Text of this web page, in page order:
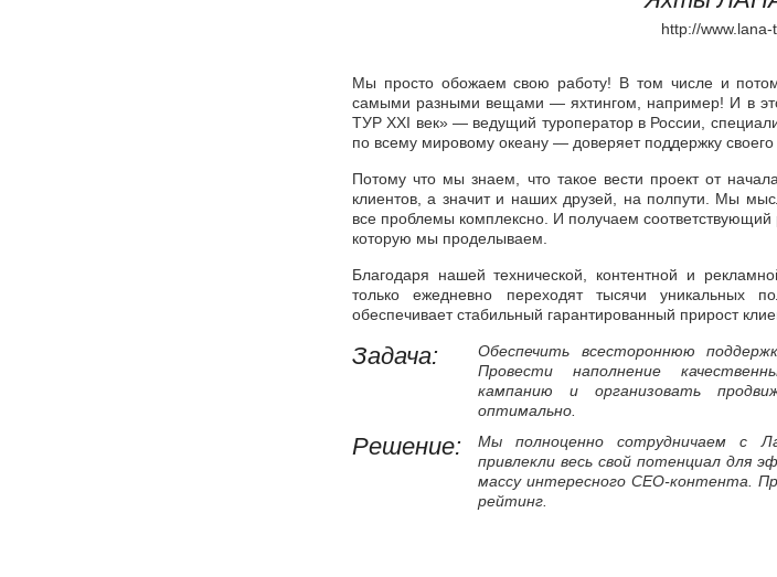
http://www.lana-
Мы просто обожаем свою работу! В том числе и
самыми разными вещами — яхтингом, например! И в
ТУР XXI век» — ведущий туроператор в России,
по всему мировому океану — доверяет поддержку своего
Потому что мы знаем, что такое вести проект от
клиентов, а значит и наших друзей, на полпути. Мы
все проблемы комплексно. И получаем соответствующий
которую мы проделываем.
Благодаря нашей технической, контентной и
только ежедневно переходят тысячи
обеспечивает стабильный гарантированный прирост
Задача:
Обеспечить всестороннюю
Провести наполнение
кампанию и организовать
оптимально.
Решение:
Мы полноценно сотрудничаем с
привлекли весь свой потенциал для
массу интересного СЕО-контента.
рейтинг.